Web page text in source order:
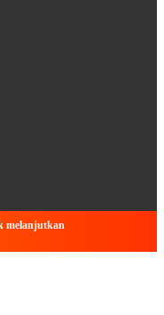
melanjutkan